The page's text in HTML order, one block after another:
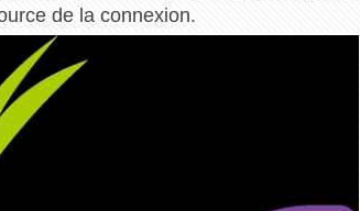
de la connexion.